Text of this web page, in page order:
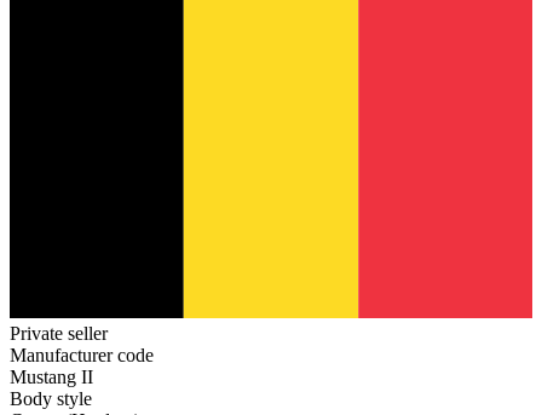
Private seller
Manufacturer code
Mustang II
Body style